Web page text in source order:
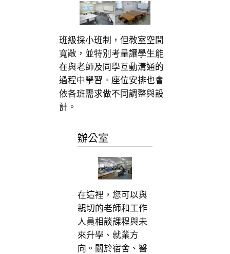
班級採小班制，但教室空間
寬敞，並特別考量讓學生能
在與老師及同學互動溝通的
過程中學習。座位安排也會
依各班需求做不同調整與設
計。
辦公室
在這裡，您可以與
親切的老師和工作
人員相談課程與未
來升學、就業方
向。關於宿舍、醫